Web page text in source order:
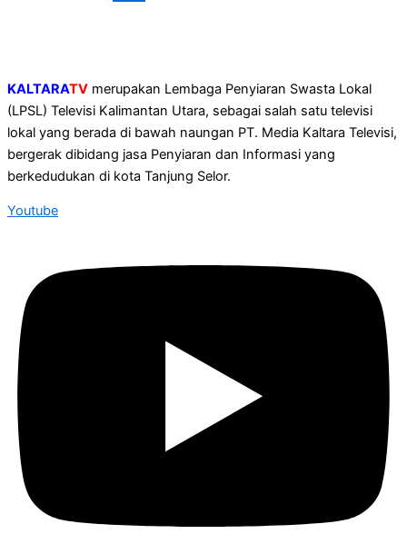
KALTARATV merupakan Lembaga Penyiaran Swasta Lokal
(LPSL) Televisi Kalimantan Utara, sebagai salah satu televisi
lokal yang berada di bawah naungan PT. Media Kaltara Televisi,
bergerak dibidang jasa Penyiaran dan Informasi yang
berkedudukan di kota Tanjung Selor.
Youtube